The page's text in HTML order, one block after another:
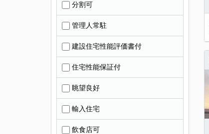
分割可
管理人常駐
建設住宅性能評価書付
住宅性能保証付
眺望良好
輸入住宅
飲食店可